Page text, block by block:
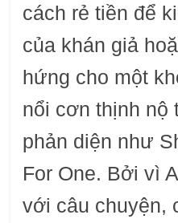
cách rẻ tiền để
của khán giả
hứng cho một
nổi cơn thịnh nộ
phản diện như
For One. Bởi vì
với câu chuyện,